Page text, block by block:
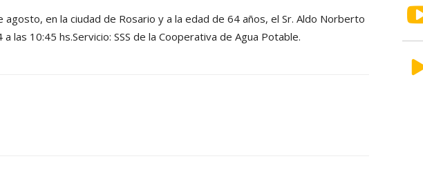
agosto, en la ciudad de Rosario y a la edad de 64 años, el Sr. Aldo Norberto
a las 10:45 hs.Servicio: SSS de la Cooperativa de Agua Potable.